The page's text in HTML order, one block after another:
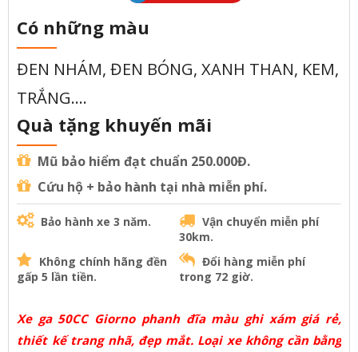
Có những màu
ĐEN NHÁM, ĐEN BÓNG, XANH THAN, KEM,
TRẮNG....
Quà tặng khuyến mãi
Mũ bảo hiểm đạt chuẩn 250.000Đ.
Cứu hộ + bảo hành tại nhà miễn phí.
Bảo hành xe 3 năm.
Vận chuyển miễn phí
30km.
Không chính hãng đền
gấp 5 lần tiền.
Đổi hàng miễn phí
trong 72 giờ.
Xe ga 50CC Giorno phanh đĩa màu ghi xám giá rẻ,
thiết kế trang nhã, đẹp mắt. Loại xe không cần bằng